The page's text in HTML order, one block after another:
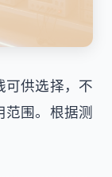
可供选择，不
范围。根据测